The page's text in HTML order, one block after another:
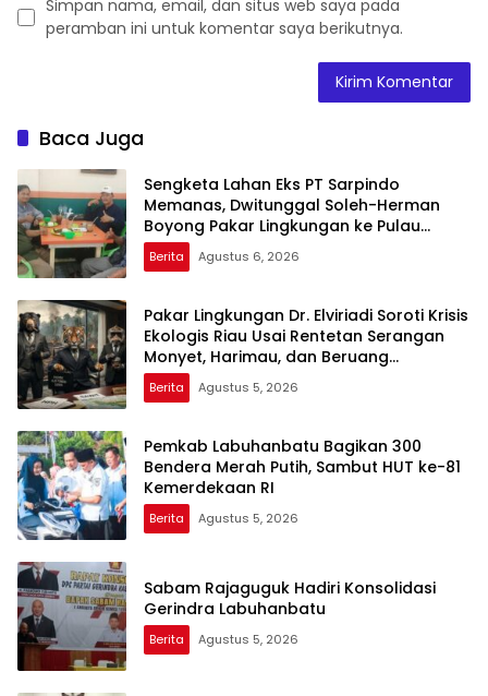
Simpan nama, email, dan situs web saya pada
peramban ini untuk komentar saya berikutnya.
Baca Juga
Sengketa Lahan Eks PT Sarpindo
Memanas, Dwitunggal Soleh-Herman
Boyong Pakar Lingkungan ke Pulau
Rupat
Berita Agustus 6, 2026
Pakar Lingkungan Dr. Elviriadi Soroti Krisis
Ekologis Riau Usai Rentetan Serangan
Monyet, Harimau, dan Beruang
Terhadap Warga
Berita Agustus 5, 2026
Pemkab Labuhanbatu Bagikan 300
Bendera Merah Putih, Sambut HUT ke-81
Kemerdekaan RI
Berita Agustus 5, 2026
Sabam Rajaguguk Hadiri Konsolidasi
Gerindra Labuhanbatu
Berita Agustus 5, 2026